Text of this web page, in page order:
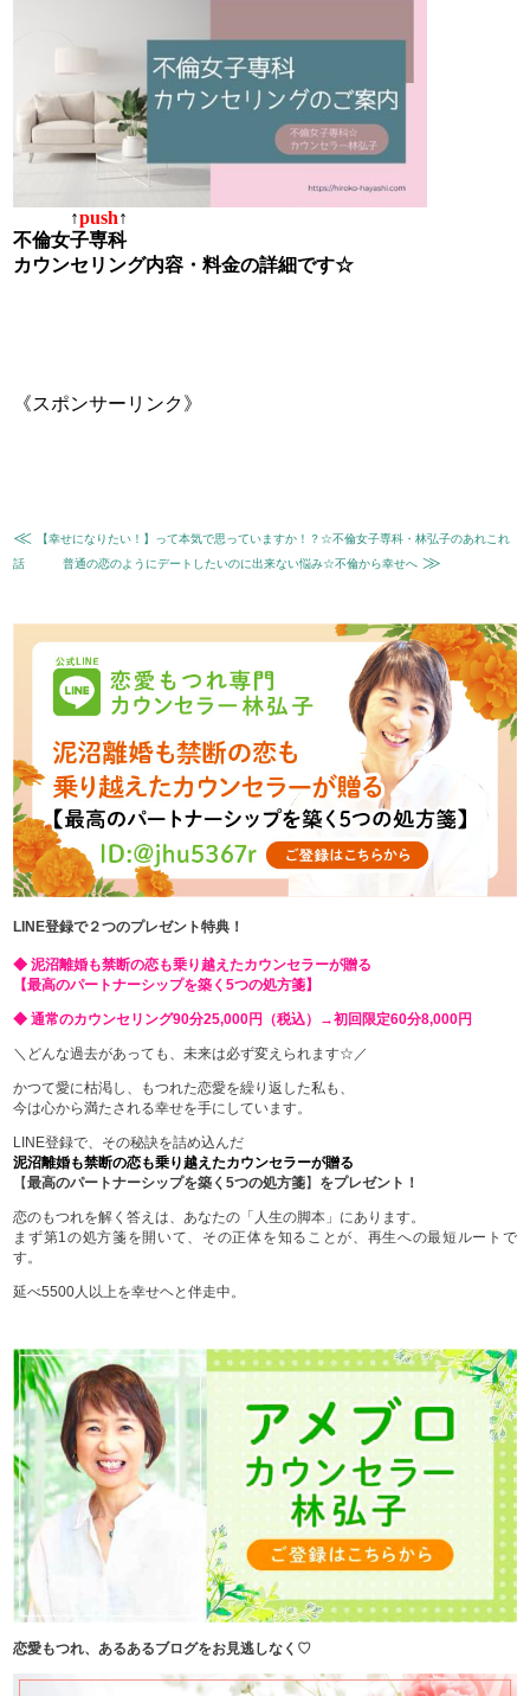
↑push↑
不倫女子専科
カウンセリング内容・料金の詳細です☆
《スポンサーリンク》
≪
【幸せになりたい！】って本気で思っていますか！？☆不倫女子専科・林弘子のあれこれ
話
普通の恋のようにデートしたいのに出来ない悩み☆不倫から幸せへ ≫
LINE登録で２つのプレゼント特典！
◆ 泥沼離婚も禁断の恋も乗り越えたカウンセラーが贈る
【最高のパートナーシップを築く5つの処方箋】
◆ 通常のカウンセリング90分25,000円（税込）→初回限定60分8,000円
＼どんな過去があっても、未来は必ず変えられます☆／
かつて愛に枯渇し、もつれた恋愛を繰り返した私も、
今は心から満たされる幸せを手にしています。
LINE登録で、その秘訣を詰め込んだ
泥沼離婚も禁断の恋も乗り越えたカウンセラーが贈る
【最高のパートナーシップを築く5つの処方箋】 をプレゼント！
恋のもつれを解く答えは、あなたの「人生の脚本」にあります。
まず第1の処方箋を開いて、その正体を知ることが、再生への最短ルートで
す。
延べ5500人以上を幸せヘと伴走中。
恋愛もつれ、あるあるブログをお見逃しなく♡